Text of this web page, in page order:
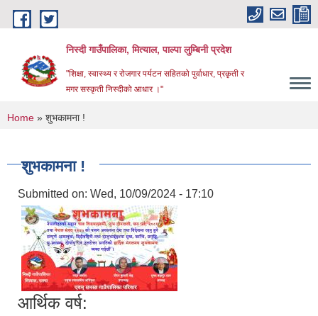
Skip to main content
निस्दी गाउँपालिका, मित्याल, पाल्पा लुम्बिनी प्रदेश
"शिक्षा, स्वास्थ्य र रोजगार पर्यटन सहितको पुर्वाधार, प्रकृती र
मगर सस्कृती निस्दीको आधार ।"
You are here
Home » शुभकामना !
शुभकामना !
Submitted on: Wed, 10/09/2024 - 17:10
आर्थिक वर्ष: